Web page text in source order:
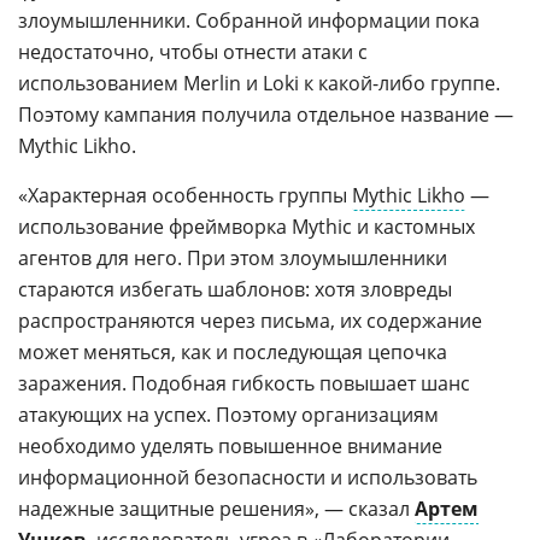
злоумышленники. Собранной информации пока
недостаточно, чтобы отнести атаки с
использованием Merlin и Loki к какой-либо группе.
Поэтому кампания получила отдельное название —
Mythic Likho.
«Характерная особенность группы Mythic Likho —
использование фреймворка Mythic и кастомных
агентов для него. При этом злоумышленники
стараются избегать шаблонов: хотя зловреды
распространяются через письма, их содержание
может меняться, как и последующая цепочка
заражения. Подобная гибкость повышает шанс
атакующих на успех. Поэтому организациям
необходимо уделять повышенное внимание
информационной безопасности и использовать
надежные защитные решения», — сказал Артем